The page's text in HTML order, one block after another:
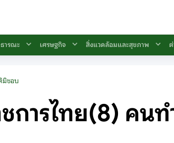
ารณะ เศรษฐกิจ สิ่งแวดล้อมและสุขภาพ
มิชอบ
ชการไทย(8) คน